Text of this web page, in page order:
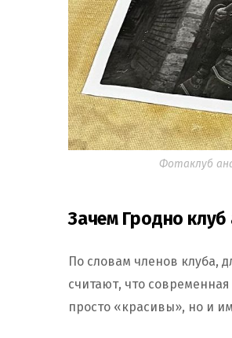
Фотаклуб
Зачем Гродно
По словам членов клуба,
считают, что
просто «красивы», но и